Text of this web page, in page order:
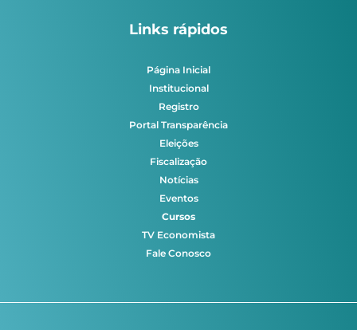
Links rápidos
Página Inicial
Institucional
Registro
Portal Transparência
Eleições
Fiscalização
Notícias
Eventos
Cursos
TV Economista
Fale Conosco